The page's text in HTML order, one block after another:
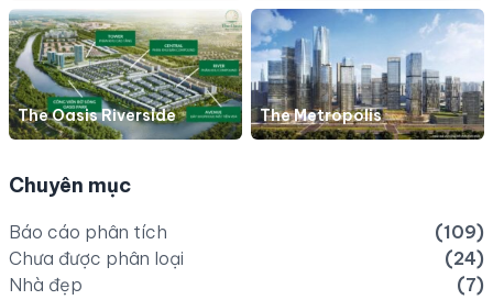
The Oasis Riverside The Metropolis
Chuyên mục
Báo cáo phân tích
(109)
Chưa được phân loại
(24)
Nhà đẹp
(7)